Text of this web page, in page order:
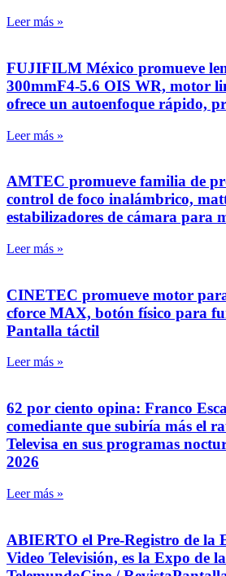
Leer más »
FUJIFILM México promueve
300mmF4-5.6 OIS WR, motor
ofrece un autoenfoque rápido,
Leer más »
AMTEC promueve familia de
control de foco inalámbrico,
estabilizadores de cámara para
Leer más »
CINETEC promueve motor
cforce MAX, botón físico para
Pantalla táctil
Leer más »
62 por ciento opina: Franco
comediante que subiría más el
Televisa en sus programas
2026
Leer más »
ABIERTO el Pre-Registro de la
Video Televisión, es la Expo de